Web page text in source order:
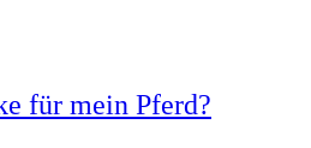
für mein Pferd?